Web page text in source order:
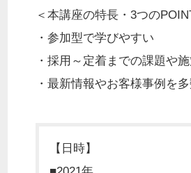
＜本講座の特長・3つの
・参加型で学びやすい
・採用～定着までの課題や
・最新情報やお客様事例を
【日時】